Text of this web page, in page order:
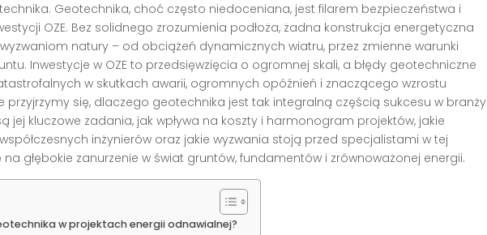
Geotechnika, choć często niedoceniana, jest filarem bezpieczeństwa i
OZE. Bez solidnego zrozumienia podłoża, żadna konstrukcja energetyczna
natury – od obciążeń dynamicznych wiatru, przez zmienne warunki
Inwestycje w OZE to przedsięwzięcia o ogromnej skali, a błędy geotechniczne
w skutkach awarii, ogromnych opóźnień i znaczącego wzrostu
przyjrzymy się, dlaczego geotechnika jest tak integralną częścią sukcesu w branży
jej kluczowe zadania, jak wpływa na koszty i harmonogram projektów, jakie
inżynierów oraz jakie wyzwania stoją przed specjalistami w tej
na głębokie zanurzenie w świat gruntów, fundamentów i zrównoważonej energii.
w projektach energii odnawialnej?